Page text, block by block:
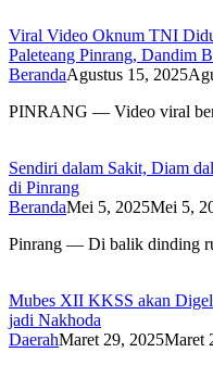
Viral Video Oknum TNI
Paleteang Pinrang, Dandim
BerandaAgustus 15, 2025
PINRANG — Video viral
Sendiri dalam Sakit, Diam
di Pinrang
BerandaMei 5, 2025Mei 5,
Pinrang — Di balik dinding
Mubes XII KKSS akan
jadi Nakhoda
DaerahMaret 29, 2025Maret